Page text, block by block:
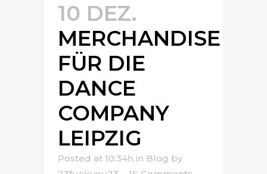
10 DEZ.
MERCHANDISE
FÜR DIE
DANCE
COMPANY
LEIPZIG
Posted at 10:34h in Blog by